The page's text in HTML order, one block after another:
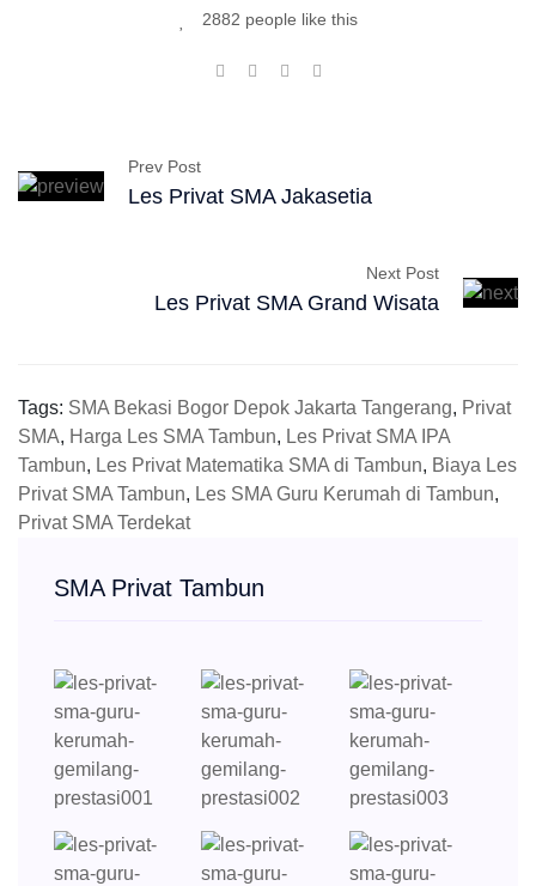
2882 people like this
Prev Post
Les Privat SMA Jakasetia
Next Post
Les Privat SMA Grand Wisata
Tags: SMA Bekasi Bogor Depok Jakarta Tangerang, Privat
SMA, Harga Les SMA Tambun, Les Privat SMA IPA
Tambun, Les Privat Matematika SMA di Tambun, Biaya Les
Privat SMA Tambun, Les SMA Guru Kerumah di Tambun,
Privat SMA Terdekat
SMA Privat Tambun